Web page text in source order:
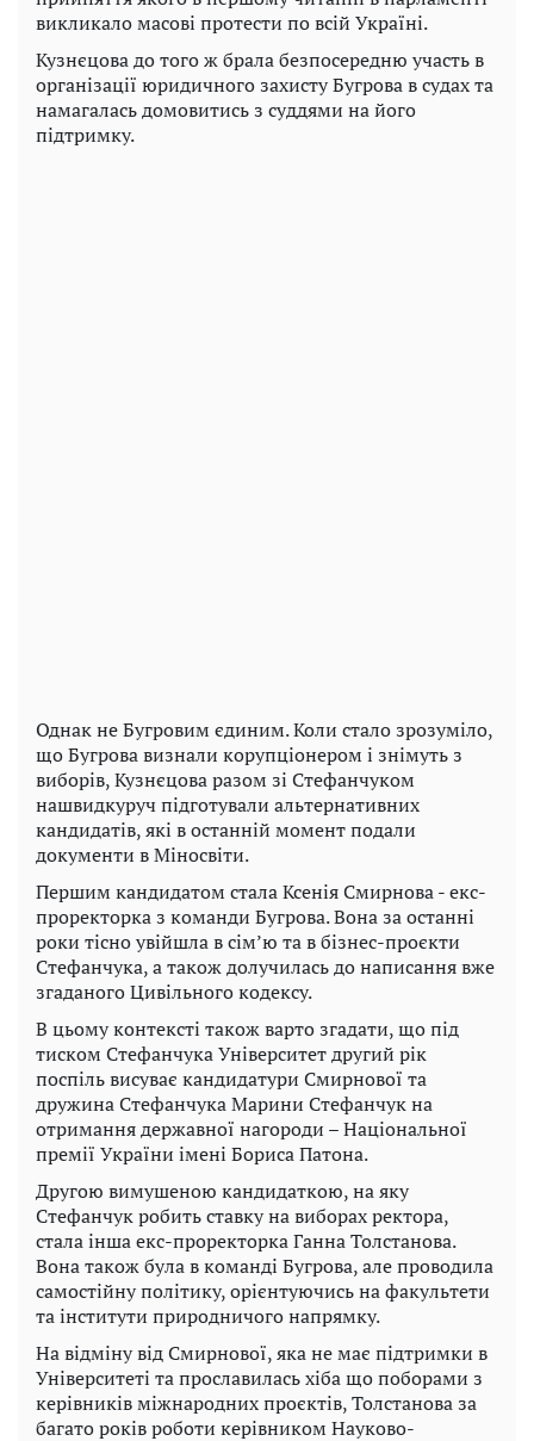
викликало масові протести по всій Україні.
Кузнєцова до того ж брала безпосередню участь в
організації юридичного захисту Бугрова в судах та
намагалась домовитись з суддями на його
підтримку.
Однак не Бугровим єдиним. Коли стало зрозуміло,
що Бугрова визнали корупціонером і знімуть з
виборів, Кузнєцова разом зі Стефанчуком
нашвидкуруч підготували альтернативних
кандидатів, які в останній момент подали
документи в Міносвіти.
Першим кандидатом стала Ксенія Смирнова - екс-
проректорка з команди Бугрова. Вона за останні
роки тісно увійшла в сім’ю та в бізнес-проєкти
Стефанчука, а також долучилась до написання вже
згаданого Цивільного кодексу.
В цьому контексті також варто згадати, що під
тиском Стефанчука Університет другий рік
поспіль висуває кандидатури Смирнової та
дружина Стефанчука Марини Стефанчук на
отримання державної нагороди – Національної
премії України імені Бориса Патона.
Другою вимушеною кандидаткою, на яку
Стефанчук робить ставку на виборах ректора,
стала інша екс-проректорка Ганна Толстанова.
Вона також була в команді Бугрова, але проводила
самостійну політику, орієнтуючись на факультети
та інститути природничого напрямку.
На відміну від Смирнової, яка не має підтримки в
Університеті та прославилась хіба що поборами з
керівників міжнародних проєктів, Толстанова за
багато років роботи керівником Науково-